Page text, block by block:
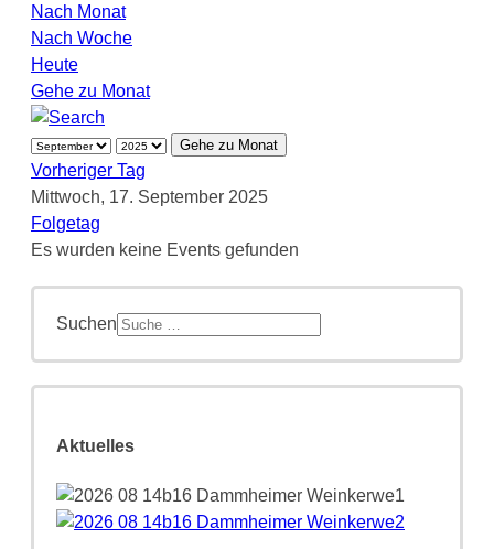
Nach Monat
Nach Woche
Heute
Gehe zu Monat
Gehe zu Monat
Vorheriger Tag
Mittwoch, 17. September 2025
Folgetag
Es wurden keine Events gefunden
Suchen
Aktuelles